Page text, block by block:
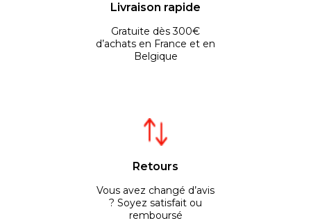
Livraison rapide
Gratuite dès 300€
d’achats en France et en
Belgique
Retours
Vous avez changé d’avis
? Soyez satisfait ou
remboursé